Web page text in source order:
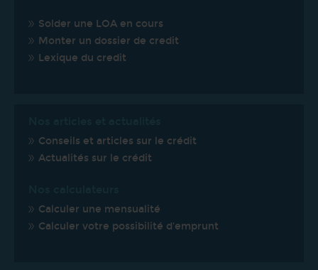
Solder une LOA en cours
Monter un dossier de credit
Lexique du credit
Conseils et articles sur le crédit
Actualités sur le crédit
Calculer une mensualité
Calculer votre possibilité d'emprunt